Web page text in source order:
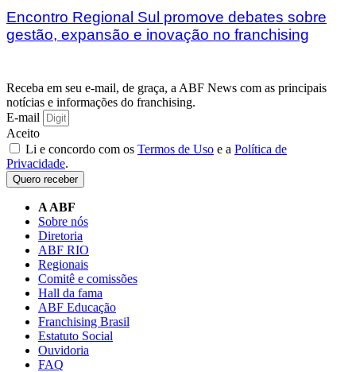
Encontro Regional Sul promove debates sobre
gestão, expansão e inovação no franchising
Receba em seu e-mail, de graça, a ABF News com as principais
notícias e informações do franchising.
E-mail
Aceito
Li e concordo com os Termos de Uso e a Política de
Privacidade.
Quero receber
A ABF
Sobre nós
Diretoria
ABF RIO
Regionais
Comitê e comissões
Hall da fama
ABF Educação
Franchising Brasil
Estatuto Social
Ouvidoria
FAQ